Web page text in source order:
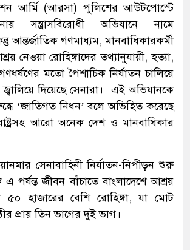
আর্মি (আরসা) পুলিশের আউটপোস্টে
সন্ত্রাসবিরোধী অভিযানে নামে
আন্তর্জাতিক গণমাধ্যম, মানবাধিকারকর্মী
নেওয়া রোহিঙ্গাদের তথ্যানুযায়ী, হত্যা,
মতো পৈশাচিক নির্যাতন চালিয়ে
জ্বালিয়ে দিয়েছে সেনারা। এই অভিযানকে
‘জাতিগত নিধন’ বলে অভিহিত করেছে
আরো অনেক দেশ ও মানবাধিকার
সেনাবাহিনী নির্যাতন-নিপীড়ন শুরু
পর্যন্ত জীবন বাঁচাতে বাংলাদেশে আশ্রয়
৫০ হাজারের বেশি রোহিঙ্গা, যা মোট
প্রায় তিন ভাগের দুই ভাগ।